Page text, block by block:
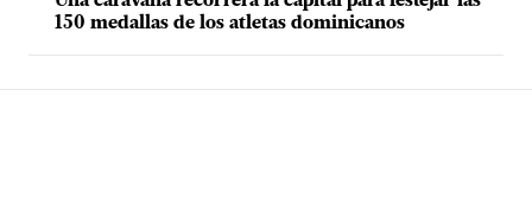
150 medallas de los atletas dominicanos